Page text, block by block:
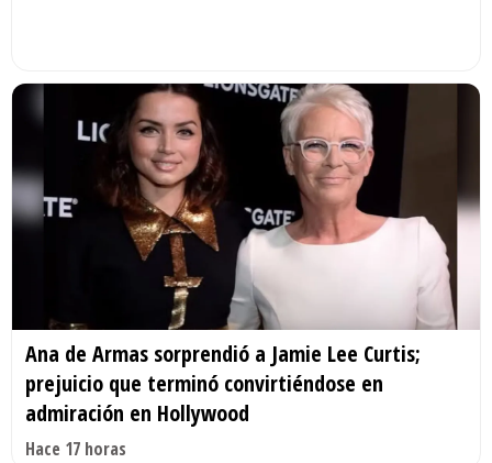
Ana de Armas sorprendió a Jamie Lee Curtis;
prejuicio que terminó convirtiéndose en
admiración en Hollywood
Hace 17 horas